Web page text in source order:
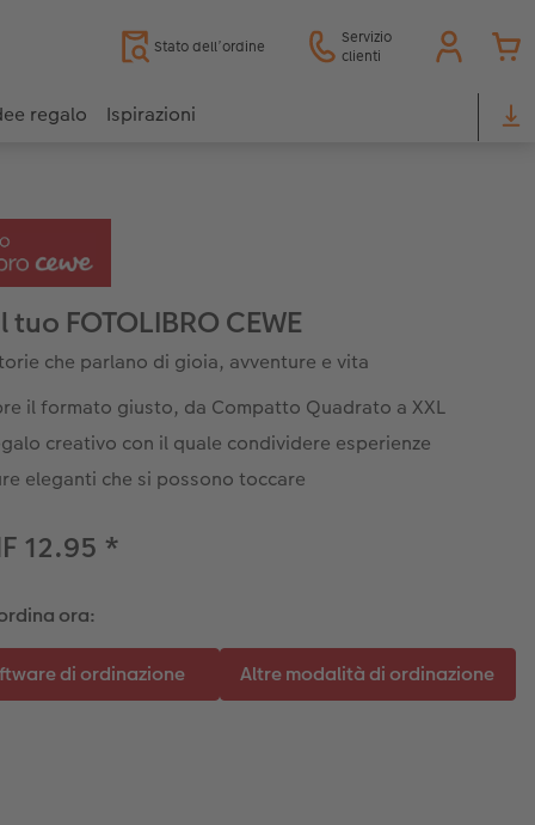
Stato dell’ordine
Servizio
clienti
regalo Ispirazioni
tuo FOTOLIBRO CEWE
che parlano di gioia, avventure e vita
il formato giusto, da Compatto Quadrato a XXL
creativo con il quale condividere esperienze
eleganti che si possono toccare
12.95 *
ora: